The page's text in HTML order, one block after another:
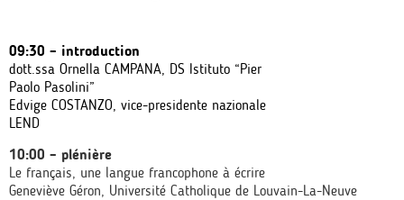
09:30 – introduction
dott.ssa Ornella CAMPANA, DS Istituto “Pier
Paolo Pasolini”
Edvige COSTANZO, vice-presidente nazionale
LEND
10:00 – plénière
Le français, une langue francophone à écrire
Geneviève Géron, Université Catholique de Louvain-La-Neuve